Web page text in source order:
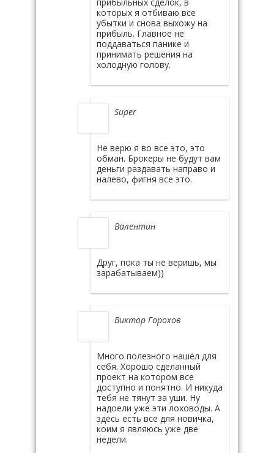
которых я отбиваю все
убытки и снова выхожу на
прибыль. Главное не
поддаваться панике и
принимать решения на
холодную голову.
Super
Не верю я во все это, это
обман. Брокеры не будут вам
деньги раздавать направо и
налево, фигня все это.
Валентин
Друг, пока ты не веришь, мы
зарабатываем))
Виктор Горохов
Много полезного нашёл для
себя. Хорошо сделанный
проект на котором все
доступно и понятно. И никуда
тебя не тянут за уши. Ну
надоели уже эти лоховоды. А
здесь есть все для новичка,
коим я являюсь уже две
недели.